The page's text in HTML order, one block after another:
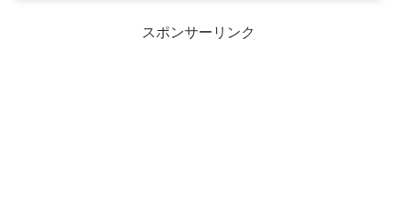
スポンサーリンク